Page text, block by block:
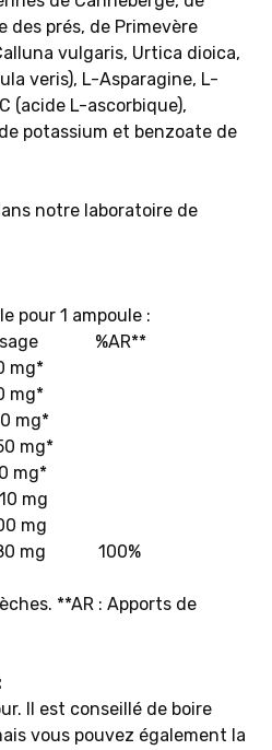
des prés, de Primevère
vulgaris, Urtica dioica,
veris), L-Asparagine, L-
(acide L-ascorbique),
potassium et benzoate de
notre laboratoire de
pour 1 ampoule :
%AR**
mg*
mg*
mg
mg
mg 100%
**AR : Apports de
Il est conseillé de boire
vous pouvez également la